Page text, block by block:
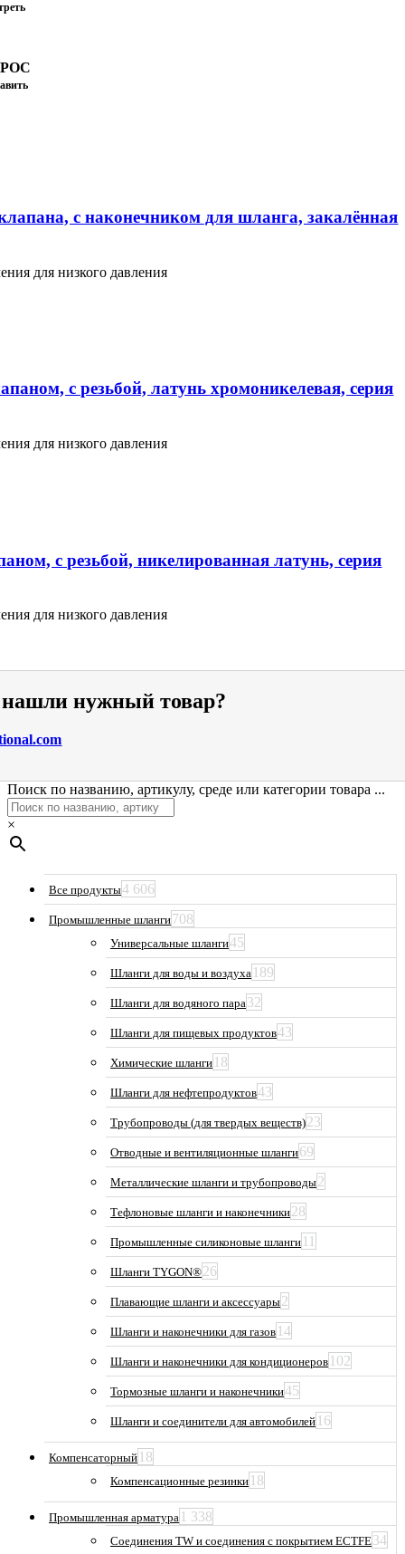
с наконечником для шланга, закалённая
для низкого давления
с резьбой, латунь хромоникелевая, серия
для низкого давления
с резьбой, никелированная латунь, серия
для низкого давления
нужный товар?
Поиск по названию, артикулу, среде или категории товара ...
×
Все продукты4 606
Промышленные шланги708
Универсальные шланги45
Шланги для воды и воздуха 189
Шланги для водяного пара32
Шланги для пищевых продуктов43
Химические шланги 18
Шланги для нефтепродуктов43
Трубопроводы (для твердых веществ)23
Отводные и вентиляционные шланги69
Металлические шланги и трубопроводы2
Тефлоновые шланги и наконечники28
Промышленные силиконовые шланги 11
Шланги TYGON®26
Плавающие шланги и аксессуары2
Шланги и наконечники для газов 14
Шланги и наконечники для кондиционеров 102
Тормозные шланги и наконечники45
Шланги и соединители для автомобилей 16
Компенсаторный 18
Компенсационные резинки 18
Промышленная арматура 1 338
Соединения TW и соединения с покрытием ECTFE34